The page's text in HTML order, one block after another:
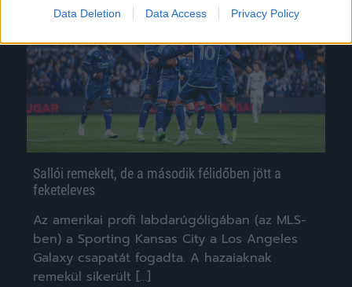
Data Deletion Data Access Privacy Policy
Hírek
Sallói remekelt, de a második félidőben jött a
feketeleves
Az amerikai profi labdarúgóligában (az MLS-
ben) a Sporting Kansas City a Los Angeles
Galaxy csapatát fogadta. A hazaiaknak
remekül sikerült […]